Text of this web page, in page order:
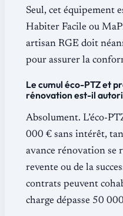
Seul, cet équipement
Habiter Facile ou
artisan RGE doit
pour assurer la
Le cumul éco-PTZ et
rénovation est-il
Absolument. L’éco-
000 € sans intérêt,
avance rénovation se
revente ou de la
contrats peuvent
charge dépasse 50